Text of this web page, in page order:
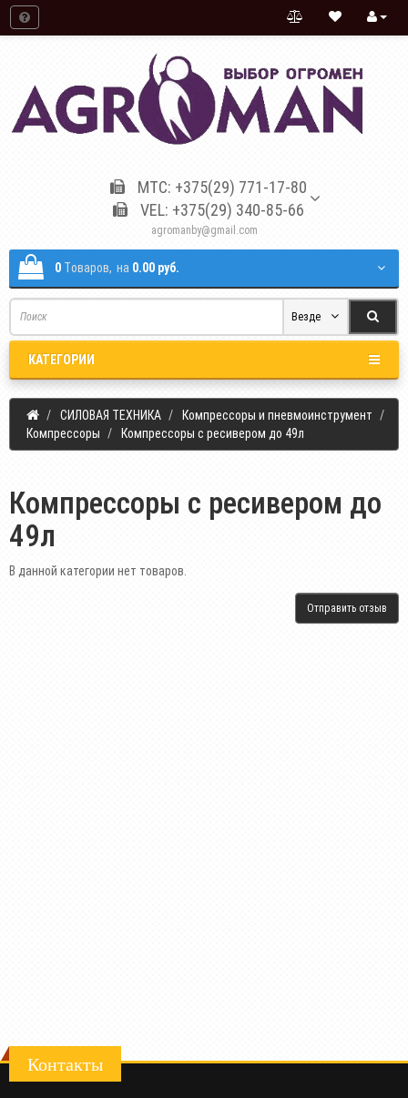
МТС: +375(29) 771-17-80
VEL: +375(29) 340-85-66
agromanby@gmail.com
0 Tоваров, на 0.00 руб.
Везде
КАТЕГОРИИ
СИЛОВАЯ ТЕХНИКА
Компрессоры и пневмоинструмент
Компрессоры
Компрессоры с ресивером до 49л
Компрессоры с ресивером до
49л
В данной категории нет товаров.
Отправить отзыв
Контакты